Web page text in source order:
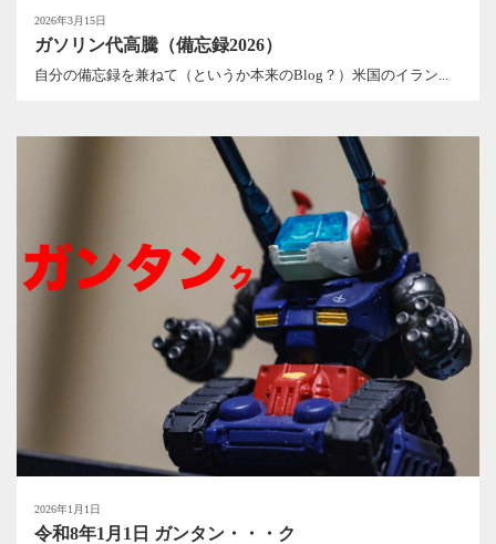
2026年3月15日
ガソリン代高騰（備忘録2026）
自分の備忘録を兼ねて（というか本来のBlog？）米国のイラン...
2026年1月1日
令和8年1月1日 ガンタン・・・ク